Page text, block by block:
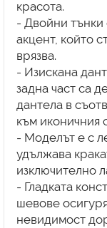
красота.
- Двойни
акцент, който
врязва.
- Изискана
задна част са
дантела в
към иконичния
- Моделът е с
удължава
изключително
- Гладката
шевове
невидимост